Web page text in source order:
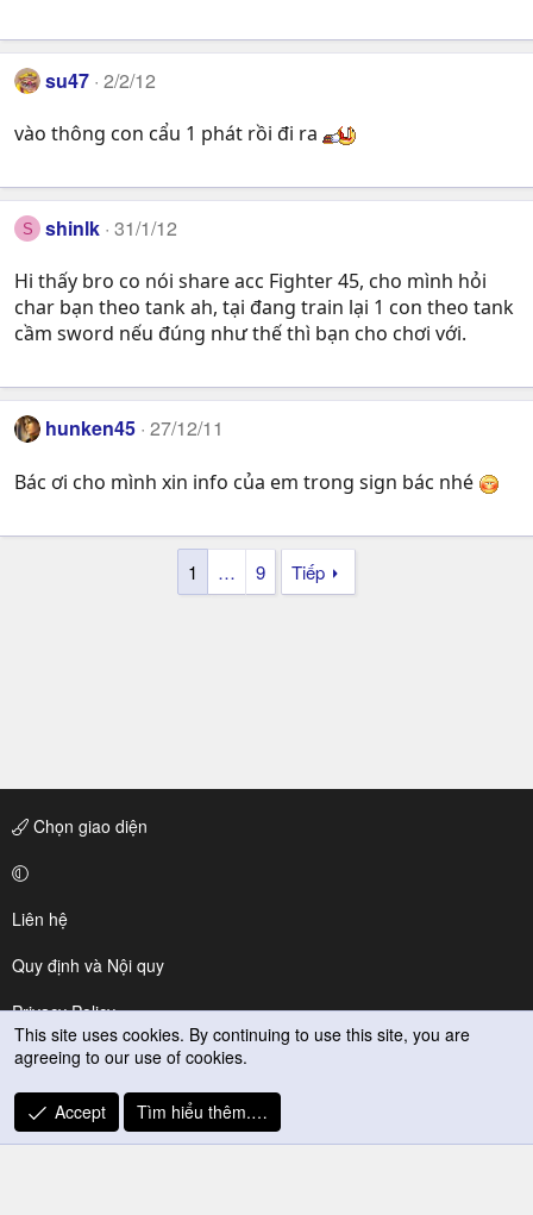
su47 2/2/12
vào thông con cẩu 1 phát rồi đi ra
S shinlk 31/1/12
Hi thấy bro co nói share acc Fighter 45, cho mình hỏi
char bạn theo tank ah, tại đang train lại 1 con theo tank
cầm sword nếu đúng như thế thì bạn cho chơi với.
hunken45 27/12/11
Bác ơi cho mình xin info của em trong sign bác nhé
1 … 9 Tiếp
Chọn giao diện
Liên hệ
Quy định và Nội quy
Privacy Policy
Trợ giúp
R
S
This site uses cookies. By continuing to use this site, you are
agreeing to our use of cookies.
Accept Tìm hiểu thêm.…